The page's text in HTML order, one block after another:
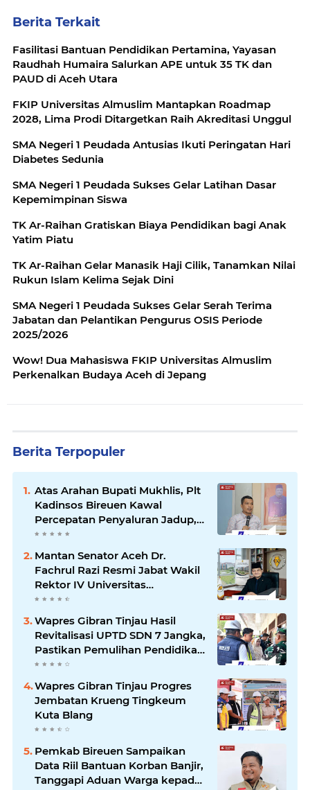
Berita Terkait
Fasilitasi Bantuan Pendidikan Pertamina, Yayasan
Raudhah Humaira Salurkan APE untuk 35 TK dan
PAUD di Aceh Utara
FKIP Universitas Almuslim Mantapkan Roadmap
2028, Lima Prodi Ditargetkan Raih Akreditasi Unggul
SMA Negeri 1 Peudada Antusias Ikuti Peringatan Hari
Diabetes Sedunia
SMA Negeri 1 Peudada Sukses Gelar Latihan Dasar
Kepemimpinan Siswa
TK Ar-Raihan Gratiskan Biaya Pendidikan bagi Anak
Yatim Piatu
TK Ar-Raihan Gelar Manasik Haji Cilik, Tanamkan Nilai
Rukun Islam Kelima Sejak Dini
SMA Negeri 1 Peudada Sukses Gelar Serah Terima
Jabatan dan Pelantikan Pengurus OSIS Periode
2025/2026
Wow! Dua Mahasiswa FKIP Universitas Almuslim
Perkenalkan Budaya Aceh di Jepang
Berita Terpopuler
Atas Arahan Bupati Mukhlis, Plt
Kadinsos Bireuen Kawal
Percepatan Penyaluran Jadup,
Intens Berkoordinasi dengan
Mantan Senator Aceh Dr.
Fachrul Razi Resmi Jabat Wakil
Rektor IV Universitas
Kartamulia Purwakarta
Wapres Gibran Tinjau Hasil
Revitalisasi UPTD SDN 7 Jangka,
Pastikan Pemulihan Pendidikan
Pascabencana Berjalan Optimal
Wapres Gibran Tinjau Progres
Jembatan Krueng Tingkeum
Kuta Blang
Pemkab Bireuen Sampaikan
Data Riil Bantuan Korban Banjir,
Tanggapi Aduan Warga kepada